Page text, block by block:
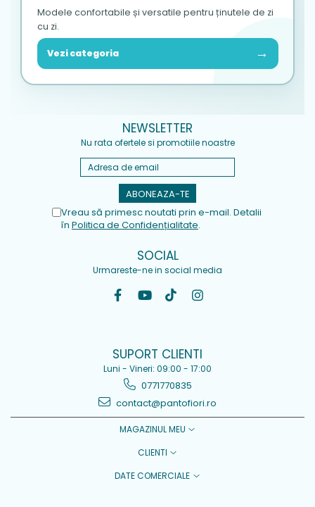
Modele confortabile și versatile pentru ținutele de zi
cu zi.
Vezi categoria →
NEWSLETTER
Nu rata ofertele si promotiile noastre
Vreau să primesc noutati prin e-mail. Detalii
în Politica de Confidențialitate.
SOCIAL
Urmareste-ne in social media
SUPORT CLIENTI
Luni - Vineri: 09:00 - 17:00
0771770835
contact@pantofiori.ro
MAGAZINUL MEU
CLIENTI
DATE COMERCIALE